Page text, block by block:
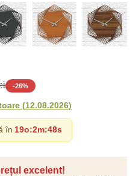
excelent!
-26%
(12.08.2026)
în 19o:2m:47s